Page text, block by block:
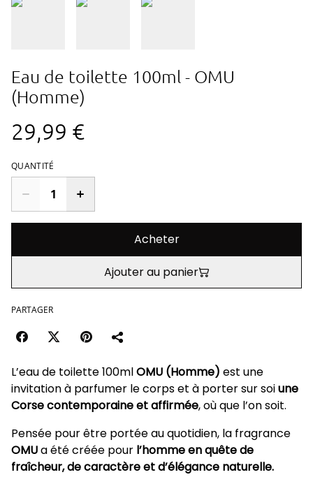
Eau de toilette 100ml - OMU
(Homme)
29,99 €
QUANTITÉ
Acheter
Ajouter au panier
PARTAGER
L’eau de toilette 100mlOMU (Homme) est une
invitation à parfumer le corps et à porter sur soiune
Corse contemporaine et affirmée, où que l’on soit.
Pensée pour être portée au quotidien, la fragrance
OMUa été créée pour l’homme en quête de
fraîcheur, de caractère et d’élégance naturelle.